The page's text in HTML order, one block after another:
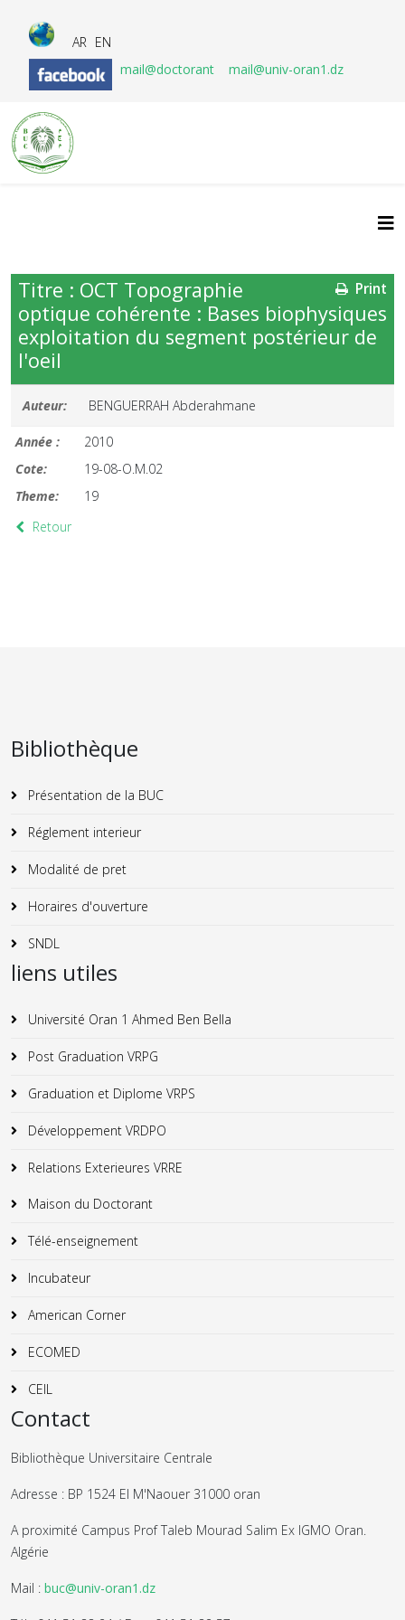
AR EN
mail@doctorant
mail@univ-oran1.dz
Print
Titre : OCT Topographie
optique cohérente : Bases biophysiques
exploitation du segment postérieur de
l'oeil
Auteur: BENGUERRAH Abderahmane
Année :
2010
Cote:
19-08-O.M.02
Theme:
19
Retour
Bibliothèque
Présentation de la BUC
Réglement interieur
Modalité de pret
Horaires d'ouverture
SNDL
liens utiles
Université Oran 1 Ahmed Ben Bella
Post Graduation VRPG
Graduation et Diplome VRPS
Développement VRDPO
Relations Exterieures VRRE
Maison du Doctorant
Télé-enseignement
Incubateur
American Corner
ECOMED
CEIL
Contact
Bibliothèque Universitaire Centrale
Adresse : BP 1524 El M'Naouer 31000 oran
A proximité Campus Prof Taleb Mourad Salim Ex IGMO Oran.
Algérie
Mail : buc@univ-oran1.dz